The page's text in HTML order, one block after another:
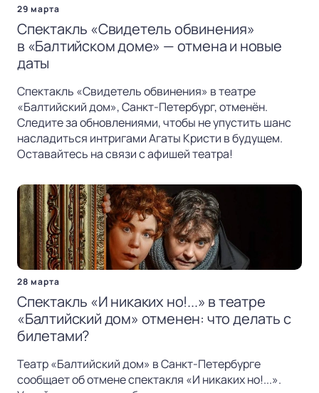
29 марта
Спектакль «Свидетель обвинения»
в «Балтийском доме» — отмена и новые
даты
Спектакль «Свидетель обвинения» в театре
«Балтийский дом», Санкт-Петербург, отменён.
Следите за обновлениями, чтобы не упустить шанс
насладиться интригами Агаты Кристи в будущем.
Оставайтесь на связи с афишей театра!
28 марта
Спектакль «И никаких но!...» в театре
«Балтийский дом» отменен: что делать с
билетами?
Театр «Балтийский дом» в Санкт-Петербурге
сообщает об отмене спектакля «И никаких но!...».